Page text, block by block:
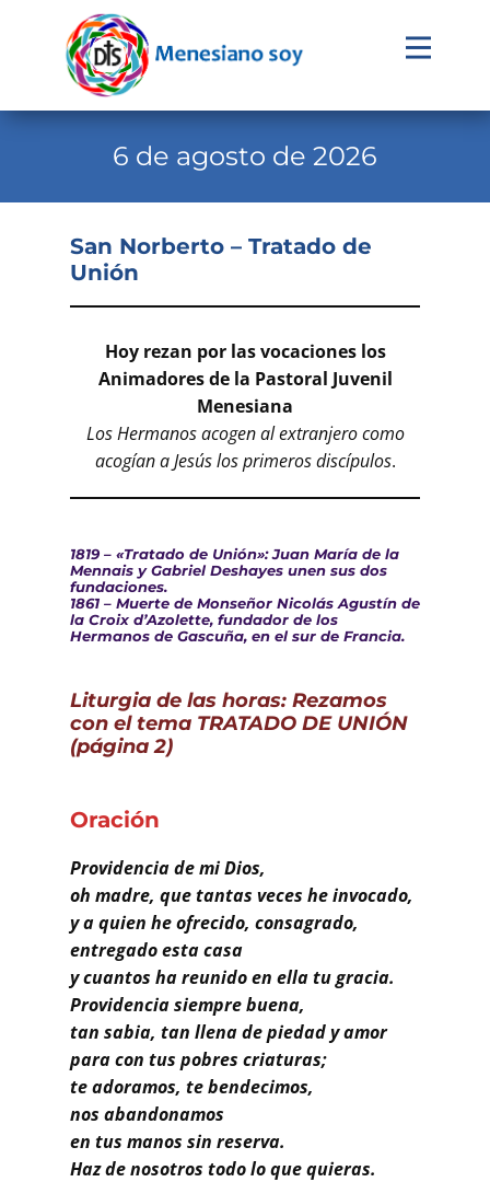
Evangelio
Institucional
Pastoral Vocacional
Contacto
Buscar
6 de agosto de 2026
San Norberto – Tratado de
Unión
Hoy rezan por las vocaciones los
Animadores de la Pastoral Juvenil
Menesiana
Los Hermanos acogen al extranjero como
acogían a Jesús los primeros discípulos.
1819 – «Tratado de Unión»: Juan María de la
Mennais y Gabriel Deshayes unen sus dos
fundaciones.
1861 – Muerte de Monseñor Nicolás Agustín de
la Croix d’Azolette, fundador de los
Hermanos de Gascuña, en el sur de Francia.
Liturgia de las horas: Rezamos
con el tema TRATADO DE UNIÓN
(página 2)
Oración
Providencia de mi Dios,
oh madre, que tantas veces he invocado,
y a quien he ofrecido, consagrado,
entregado esta casa
y cuantos ha reunido en ella tu gracia.
Providencia siempre buena,
tan sabia, tan llena de piedad y amor
para con tus pobres criaturas;
te adoramos, te bendecimos,
nos abandonamos
en tus manos sin reserva.
Haz de nosotros todo lo que quieras.